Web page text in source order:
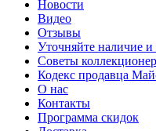
Новости
Видео
Отзывы
Уточняйте наличие и
Советы
Кодекс продавца
О нас
Контакты
Программа скидок